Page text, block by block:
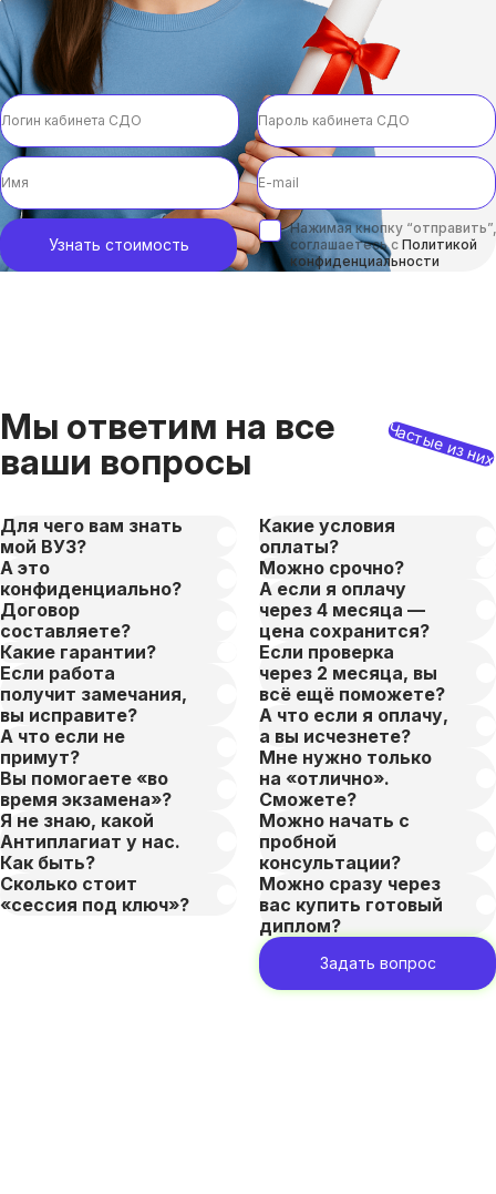
Узнать стоимость
Нажимая кнопку
соглашаетесь с Политикой
конфиденциальности
Мы ответим на все
ваши вопросы
Частые из них
Для чего вам знать
мой ВУЗ?
А это
конфиденциально?
Договор
составляете?
Какие гарантии?
Если работа
получит замечания,
вы исправите?
А что если не
примут?
Вы помогаете «во
время экзамена»?
Я не знаю, какой
Антиплагиат у нас.
Как быть?
Сколько стоит
«сессия под ключ»?
Какие условия
оплаты?
Можно срочно?
А если я оплачу
через 4 месяца —
цена сохранится?
Если проверка
через 2 месяца, вы
всё ещё поможете?
А что если я оплачу,
а вы исчезнете?
Мне нужно только
на «отлично».
Сможете?
Можно начать с
пробной
консультации?
Можно сразу через
вас купить готовый
диплом?
Задать вопрос